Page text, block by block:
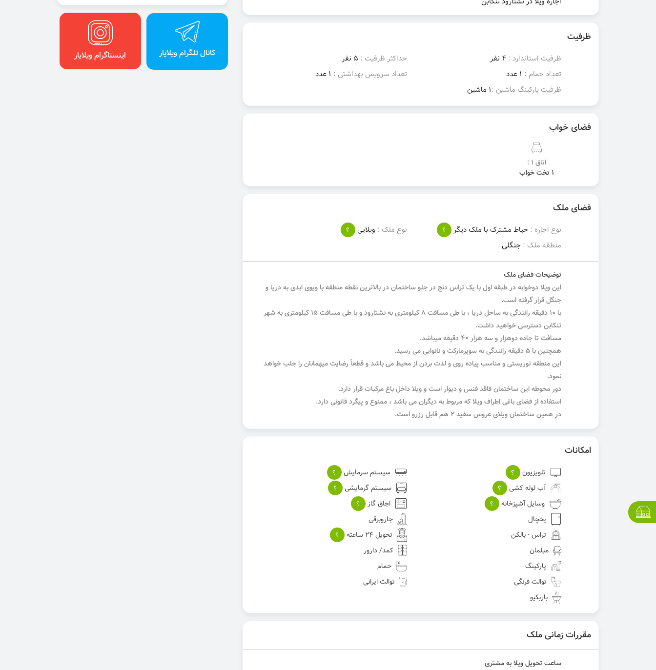
ظرفیت
ظرفیت استاندارد : 4 نفر حداکثر ظرفیت : 5 نفر
تعداد حمام : 1 عدد تعداد سرویس بهداشتی : 1 عدد
ظرفیت پارکینگ ماشین :1 ماشین
فضای خواب
اتاق 1 :
1 تخت خواب
فضای ملک
نوع اجاره : حیاط مشترک با ملک دیگر ؟ نوع ملک : ویلایی
؟
منطقه ملک : جنگلی
توضیحات فضای ملک
این ویلا دوخوابه در طبقه اول با یک تراس دنج در جلو ساختمان در بالاترین نقطه منطقه با ویوی ابدی به دریا و
جنگل قرار گرفته است.
با ۱۰ دقیقه رانندگی به ساحل دریا ، با طی مسافت ۸ کیلومتری به نشتارود و با طی مسافت ۱۵ کیلومتری به شهر
تنکابن دسترسی خواهید داشت.
مسافت تا جاده دوهزار و سه هزار ۴۰ دقیقه میباشد.
همچنین با ۵ دقیقه رانندگی به سوپرمارکت و نانوایی می رسید.
این منطقه توریستی و مناسب پیاده روی و لذت بردن از محیط می باشد و قطعاً رضایت میهمانان را جلب خواهد
نمود.
دور محوطه این ساختمان فاقد فنس و دیوار است و ویلا داخل باغ مرکبات قرار دارد.
استفاده از فضای باغی اطراف ویلا که مربوط به دیگران می باشد ، ممنوع و پیگرد قانونی دارد.
در همین ساختمان ویلای عروس سفید 2 هم قابل رزرو است.
امکانات
تلویزیون ؟ سیستم سرمایش ؟
آب لوله کشی ؟ سیستم گرمایشی ؟
وسایل آشپزخانه ؟ اجاق گاز ؟
یخچال
جاروبرقی
تراس - بالکن
تحویل 24 ساعته ؟
مبلمان
کمد/ دارور
پارکینگ
حمام
توالت فرنگی
توالت ایرانی
باربکیو
مقررات زمانی ملک
ساعت تحویل ویلا به مشتری
کانال تلگرام ویلایار اینستاگرام ویلایار